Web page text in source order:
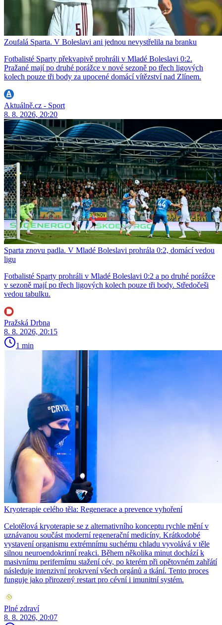
Zoufalá Sparta. V Boleslavi ani jednou nevystřelila na branku
Fotbalisté Sparty překvapivě prohráli v Mladé Boleslavi 0:2.
Pražané mají po druhé porážce v nové sezoně po třech ligových
kolech pouze tři body za upocené domácí vítězství nad Zlínem.
Aktuálně.cz - Sport
8. 8. 2026, 20:20
Sparta znovu padla. V Mladé Boleslavi prohrála 0:2, domácí vedou
ligu
Fotbalisté Sparty prohráli v Mladé Boleslavi 0:2 a po druhé porážce
v sezoně mají po třech ligových kolech pouze tři body. Středočeši
vedou tabulku.
Pražská Drbna
8. 8. 2026, 20:15
1 min
Kryoterapie celého těla: Regenerace a prevence vyhoření
Celotělová kryoterapie se z alternativního konceptu rychle mění v
uznávanou součást moderní regenerační medicíny. Krátkodobé
vystavení organismu extrémnímu suchému chladu vyvolává v těle
silnou neuroendokrinní reakci. Během několika minut dochází k
masivnímu perifernímu stažení cév, po kterém při opětovném zahřátí
následuje intenzivní prokrvení všech orgánů a tkání. Tento proces
funguje jako přirozený restart pro cévní i imunitní systém.
Plné zdraví
8. 8. 2026, 20:07